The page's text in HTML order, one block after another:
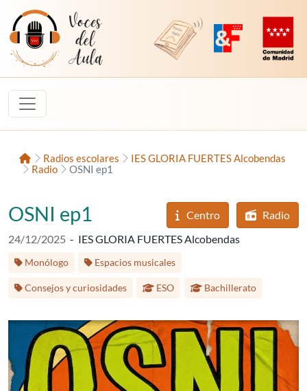
Saltar al contenido
Voces del Aula
Revista Digital de EducaMadrid
Plataforma de
InicioRadios escolares
IES GLORIA FUERTES Alcobendas
Radio
OSNI ep1
Centro Radio
OSNI ep1
Fecha de publicación:
24/12/2025 - IES GLORIA FUERTES Alcobendas
Etiquetas:
Monólogo Espacios musicales
Consejos y curiosidades ESO Bachillerato